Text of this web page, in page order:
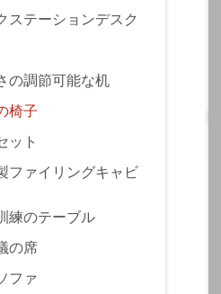
ステーションデスク
の調節可能な机
椅子
ット
ファイリングキャビ
練のテーブル
の席
ファ